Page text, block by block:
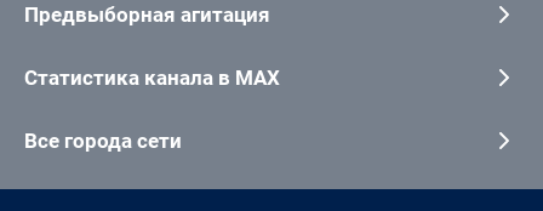
Предвыборная агитация
Статистика канала в MAX
Все города сети